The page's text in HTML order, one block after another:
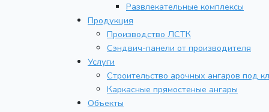
Развлекательные комплексы
Продукция
Производство ЛСТК
Сэндвич-панели от производителя
Услуги
Строительство арочных ангаров под
Каркасные прямостеные ангары
Объекты